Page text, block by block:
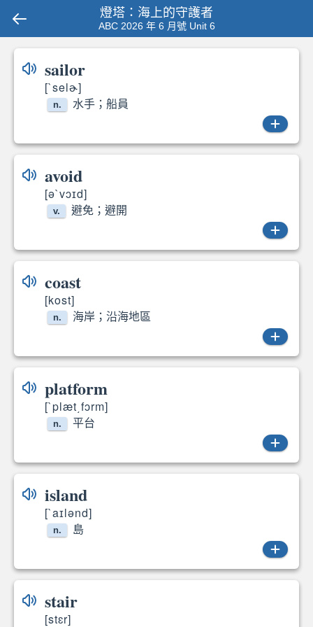
燈塔：海上的守護者
ABC 2026 年 6 月號 Unit 6
sailor
[`selɚ]
n. 水手；船員
sailor
avoid
[ə`vɔɪd]
v. 避免；避開
avoid
coast
[kost]
n. 海岸；沿海地區
coast
platform
[`plæt͵fɔrm]
n. 平台
platform
island
[`aɪlənd]
n. 島
islands
stair
[stɛr]